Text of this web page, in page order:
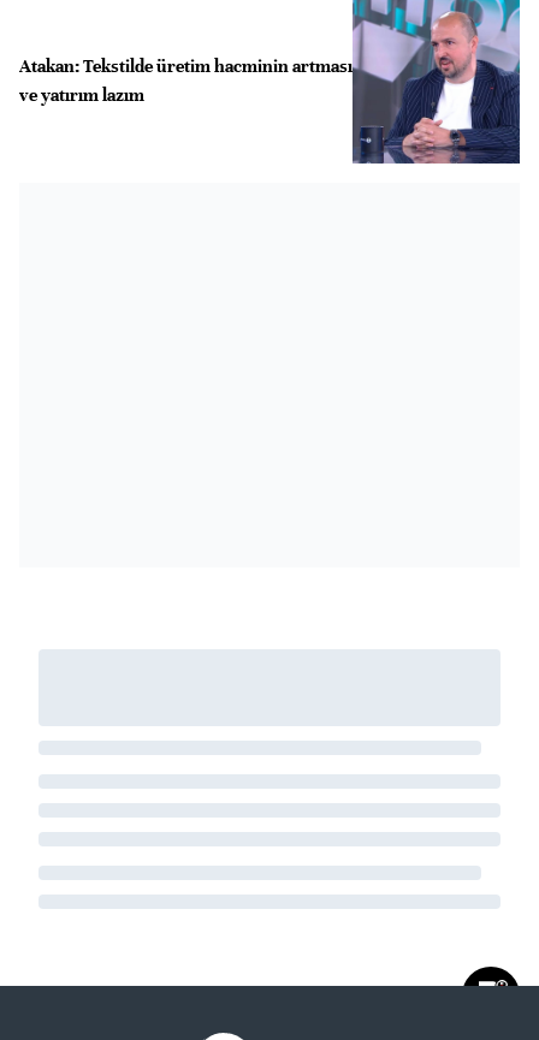
Atakan: ⁠Tekstilde üretim hacminin artması
ve yatırım lazım